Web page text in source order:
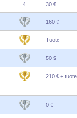
4. 30 €
160 €
Tuote
50 $
210 € + tuote
0 €